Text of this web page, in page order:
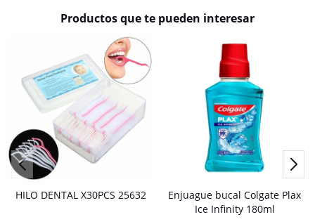
Productos que te pueden interesar
HILO DENTAL X30PCS 25632
Enjuague bucal Colgate Plax
Ice Infinity 180ml